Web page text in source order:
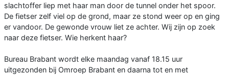
slachtoffer liep met haar man door de tunnel onder het spoor.
De fietser zelf viel op de grond, maar ze stond weer op en ging
er vandoor. De gewonde vrouw liet ze achter. Wij zijn op zoek
naar deze fietser. Wie herkent haar?
Bureau Brabant wordt elke maandag vanaf 18.15 uur
uitgezonden bij Omroep Brabant en daarna tot en met